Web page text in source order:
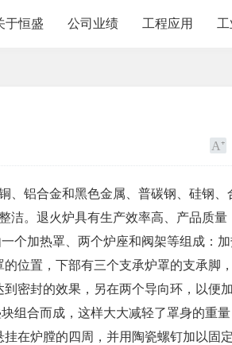
于恒盛 公司业绩 工程应用
、铝合金和黑色金属、普碳钢、硅钢、
洁。退火炉具有生产效率高、产品质量
个加热罩、两个炉座和阀架等组成：
位置，下部有三个支承炉罩的支承脚
密封的效果，另在两个导向环，以便
组合而成，这样大大减轻了罩身的重量
在炉膛的四周，并用陶瓷螺钉加以固定